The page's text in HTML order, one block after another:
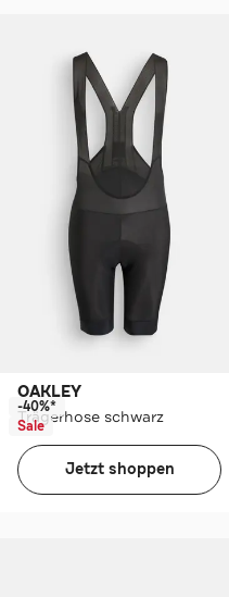
OAKLEY
Trägerhose schwarz
-40%*
Sale
Jetzt shoppen